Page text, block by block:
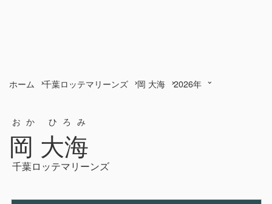
ホーム 千葉ロッテマリーンズ 岡 大海 2026年
岡 大海
おか ひろみ
千葉ロッテマリーンズ